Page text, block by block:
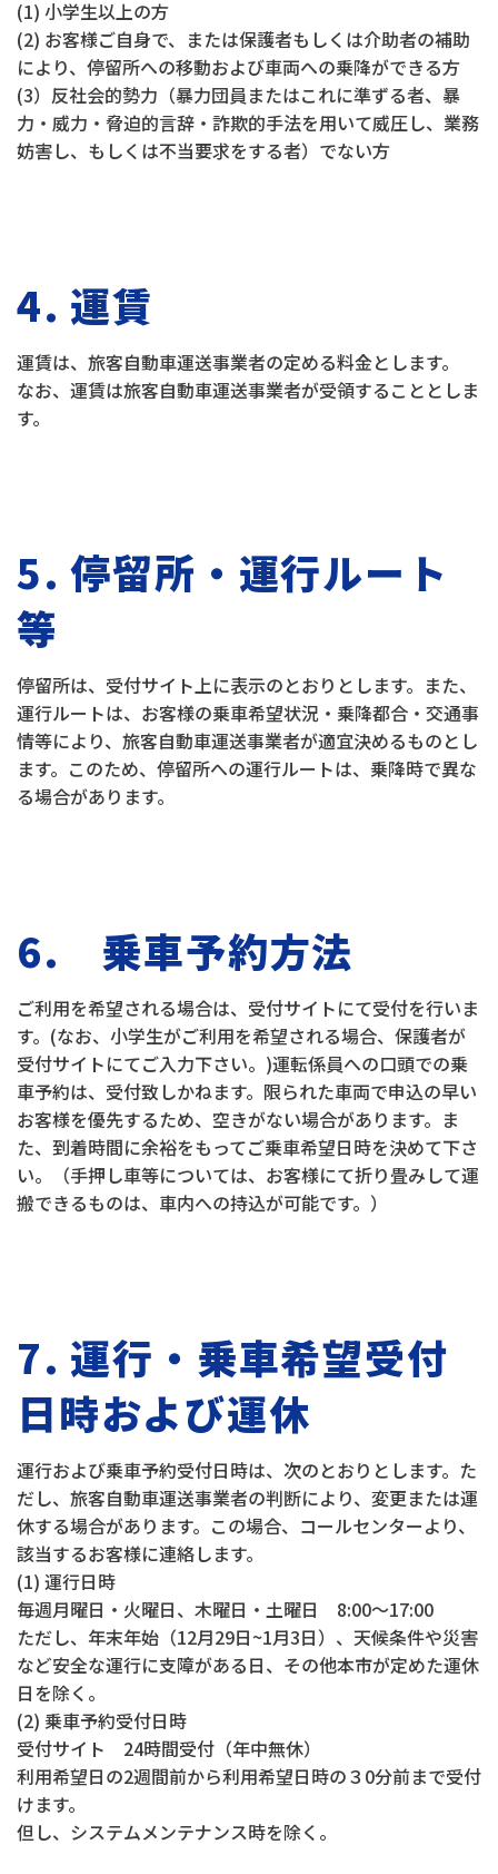
(1) 小学生以上の方
(2) お客様ご自身で、または保護者もしくは介助者の補助
により、停留所への移動および車両への乗降ができる方
(3）反社会的勢力（暴力団員またはこれに準ずる者、暴
力・威力・脅迫的言辞・詐欺的手法を用いて威圧し、業務
妨害し、もしくは不当要求をする者）でない方
4. 運賃
運賃は、旅客自動車運送事業者の定める料金とします。
なお、運賃は旅客自動車運送事業者が受領することとしま
す。
5. 停留所・運行ルート
等
停留所は、受付サイト上に表示のとおりとします。また、
運行ルートは、お客様の乗車希望状況・乗降都合・交通事
情等により、旅客自動車運送事業者が適宜決めるものとし
ます。このため、停留所への運行ルートは、乗降時で異な
る場合があります。
6. 乗車予約方法
ご利用を希望される場合は、受付サイトにて受付を行いま
す。(なお、小学生がご利用を希望される場合、保護者が
受付サイトにてご入力下さい。)運転係員への口頭での乗
車予約は、受付致しかねます。限られた車両で申込の早い
お客様を優先するため、空きがない場合があります。ま
た、到着時間に余裕をもってご乗車希望日時を決めて下さ
い。（手押し車等については、お客様にて折り畳みして運
搬できるものは、車内への持込が可能です。）
7. 運行・乗車希望受付
日時および運休
運行および乗車予約受付日時は、次のとおりとします。た
だし、旅客自動車運送事業者の判断により、変更または運
休する場合があります。この場合、コールセンターより、
該当するお客様に連絡します。
(1) 運行日時
毎週月曜日・火曜日、木曜日・土曜日 8:00～17:00
ただし、年末年始（12月29日~1月3日）、天候条件や災害
など安全な運行に支障がある日、その他本市が定めた運休
日を除く。
(2) 乗車予約受付日時
受付サイト 24時間受付（年中無休）
利用希望日の2週間前から利用希望日時の３0分前まで受付
けます。
但し、システムメンテナンス時を除く。